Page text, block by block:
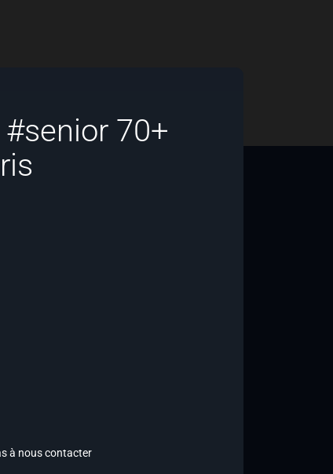
70+
à nous contacter